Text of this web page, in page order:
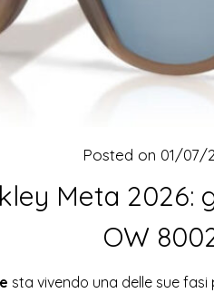
Meta 2026:
OW
Posted on 01/07/
sta vivendo una delle sue fasi